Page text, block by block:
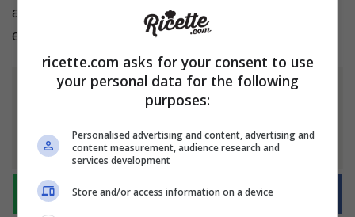
acidità leggermente superiore, risultando più
efficace e rapido contro il calcare ostinato.
Ti è piaciuto l'articolo?
Condividilo
ricette.com asks for your consent to use
your personal data for the following
purposes:
Personalised advertising and content, advertising and
content measurement, audience research and
services development
Store and/or access information on a device